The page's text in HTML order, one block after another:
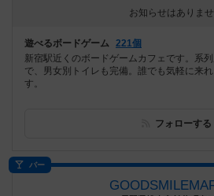
お知らせはありま
遊べるボードゲーム 221個
新宿駅近くのボードゲームカフェです。系
で、男女別トイレも完備。誰でも気軽に来
す。
フォローする
バー